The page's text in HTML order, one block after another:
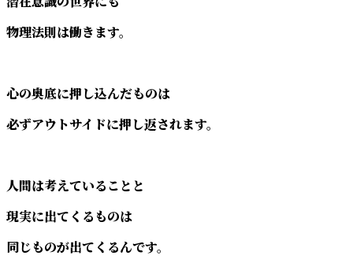
物理法則は働きます。
心の奥底に押し込んだものは
必ずアウトサイドに押し返されます。
人間は考えていることと
現実に出てくるものは
同じものが出てくるんです。